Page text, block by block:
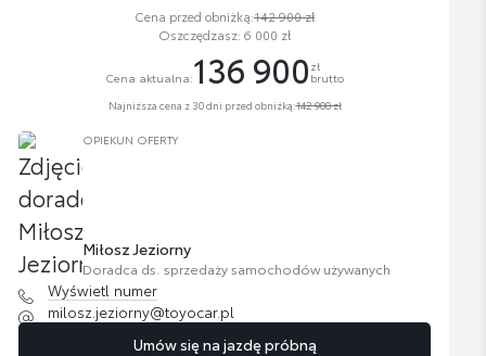
OPIEKUN OFERTY
Miłosz Jeziorny
Doradca ds. sprzedaży samochodów używanych
Wyświetl numer
milosz.jeziorny@toyocar.pl
Umów się na jazdę próbną
Cena przed obniżką:142 900 zł
Oszczędzasz: 6 000 zł
Cena aktualna:136 900 zł
brutto
Najniższa cena z 30 dni przed obniżką:142 900 zł